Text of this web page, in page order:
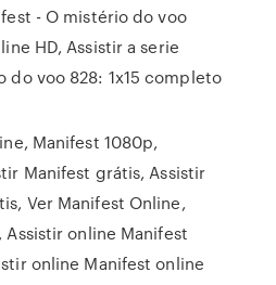
- O mistério do voo
HD, Assistir a serie
do voo 828: 1x15 completo
Manifest 1080p,
Manifest grátis, Assistir
Ver Manifest Online,
Assistir online Manifest
online Manifest online